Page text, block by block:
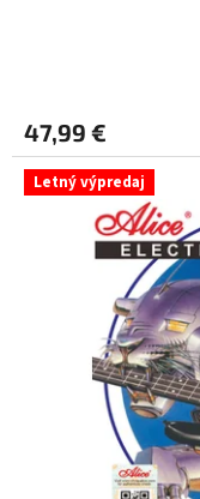
47,99 €
Letný výpredaj